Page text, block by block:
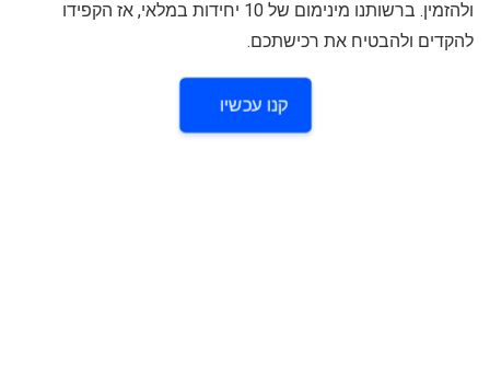
ולהזמין. ברשותנו מינימום של 10 יחידות במלאי, אז הקפידו
להקדים ולהבטיח את רכישתכם.
קנו עכשיו